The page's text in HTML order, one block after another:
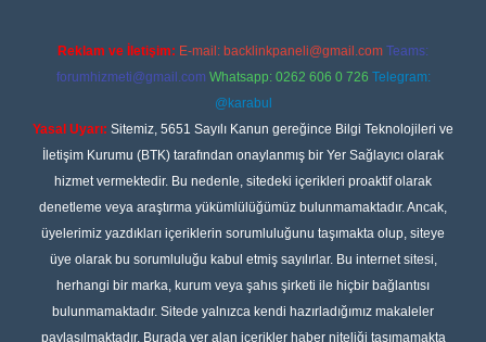
Reklam ve İletişim: E-mail: backlinkpaneli@gmail.com Teams:
forumhizmeti@gmail.com Whatsapp: 0262 606 0 726 Telegram:
@karabul
Yasal Uyarı: Sitemiz, 5651 Sayılı Kanun gereğince Bilgi Teknolojileri ve
İletişim Kurumu (BTK) tarafından onaylanmış bir Yer Sağlayıcı olarak
hizmet vermektedir. Bu nedenle, sitedeki içerikleri proaktif olarak
denetleme veya araştırma yükümlülüğümüz bulunmamaktadır. Ancak,
üyelerimiz yazdıkları içeriklerin sorumluluğunu taşımakta olup, siteye
üye olarak bu sorumluluğu kabul etmiş sayılırlar. Bu internet sitesi,
herhangi bir marka, kurum veya şahıs şirketi ile hiçbir bağlantısı
bulunmamaktadır. Sitede yalnızca kendi hazırladığımız makaleler
paylaşılmaktadır. Burada yer alan içerikler haber niteliği taşımamakta